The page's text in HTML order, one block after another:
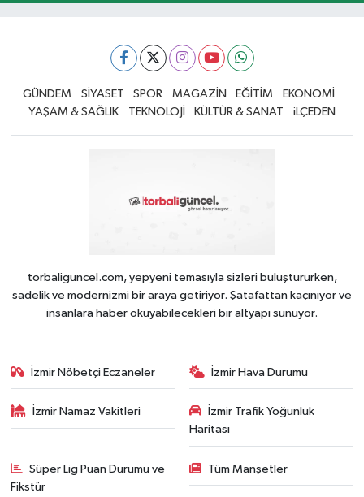
GÜNDEM SİYASET SPOR MAGAZİN EĞİTİM
EKONOMİ
YAŞAM & SAĞLIK
TEKNOLOJİ KÜLTÜR & SANAT iLÇEDEN
torbaliguncel.com, yepyeni temasıyla sizleri buluştururken,
sadelik ve modernizmi bir araya getiriyor. Şatafattan kaçınıyor ve
insanlara haber okuyabilecekleri bir altyapı sunuyor.
İzmir Nöbetçi Eczaneler İzmir Hava Durumu
İzmir Namaz Vakitleri
İzmir Trafik Yoğunluk
Haritası
Süper Lig Puan Durumu ve
Fikstür
Tüm Manşetler